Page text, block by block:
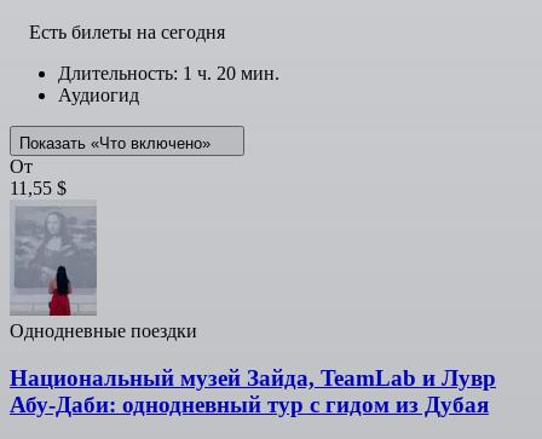
Есть билеты на сегодня
Длительность: 1 ч. 20 мин.
Аудиогид
Показать «Что включено»
От
11,55 $
Однодневные поездки
Национальный музей Зайда, TeamLab и Лувр
Абу-Даби: однодневный тур с гидом из Дубая